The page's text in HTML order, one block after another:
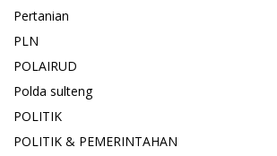
Pertanian
PLN
POLAIRUD
Polda sulteng
POLITIK
POLITIK & PEMERINTAHAN